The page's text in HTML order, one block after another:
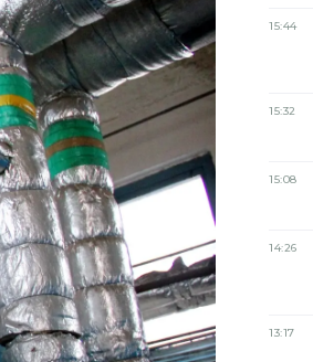
15:44
15:32
15:08
14:26
13:17